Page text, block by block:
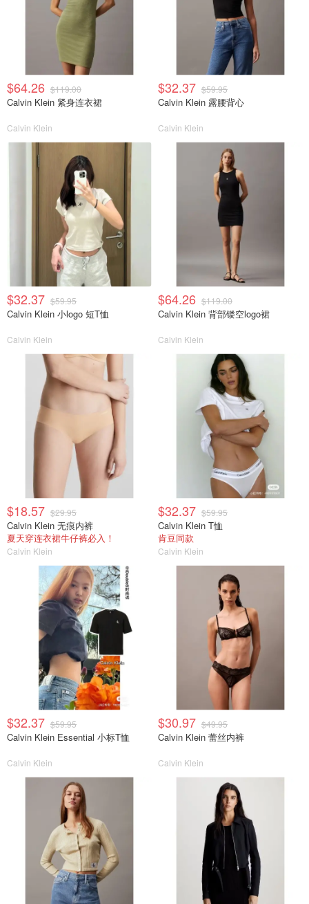
$64.26 $119.00
Calvin Klein 紧身连衣裙
Calvin Klein
$32.37 $59.95
Calvin Klein 露腰背心
Calvin Klein
$32.37 $59.95
Calvin Klein 小logo 短T恤
Calvin Klein
$64.26 $119.00
Calvin Klein 背部镂空logo裙
Calvin Klein
$18.57 $29.95
Calvin Klein 无痕内裤
夏天穿连衣裙牛仔裤必入！
Calvin Klein
$32.37 $59.95
Calvin Klein T恤
肯豆同款
Calvin Klein
$32.37 $59.95
Calvin Klein Essential 小标T恤
Calvin Klein
$30.97 $49.95
Calvin Klein 蕾丝内裤
Calvin Klein